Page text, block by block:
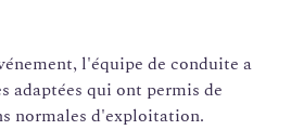
l'équipe de conduite a
adaptées qui ont permis de
normales d'exploitation.